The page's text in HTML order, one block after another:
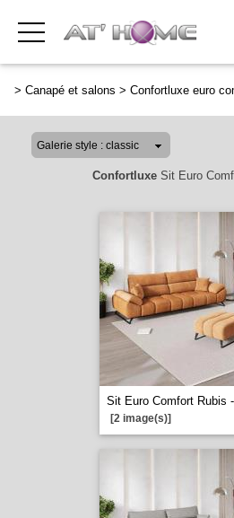
> Canapé et salons > Confortluxe euro
ConfortluxeSit Euro
Sit Euro Comfort Rubis -
[2 image(s)]